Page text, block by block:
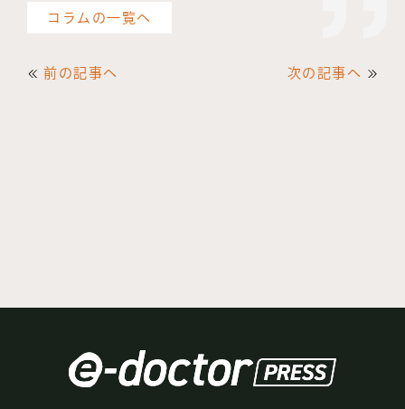
前の記事へ
コラムの一覧へ
次の記事へ